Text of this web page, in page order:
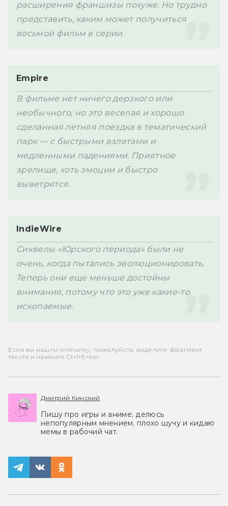
расширения франшизы похуже. Но трудно
представить, каким может получиться
восьмой фильм в серии.
Empire
В фильме нет ничего дерзкого или
необычного, но это веселая и хорошо
сделанная летняя поездка в тематический
парк — с быстрыми взлетами и
медленными падениями. Приятное
зрелище, хоть эмоции и быстро
выветрятся.
IndieWire
Сиквелы «Юрского периода» были не
очень, когда пытались эволюционировать.
Теперь они еще меньше достойны
внимания, потому что это уже какие-то
ископаемые.
Если вы нашли опечатку, пожалуйста, выделите фрагмент
текста и нажмите Ctrl+Enter.
Дмитрий Кинский
Пишу про игры и аниме, делюсь
непопулярным мнением, плохо шучу и кидаю
мемы в рабочий чат.